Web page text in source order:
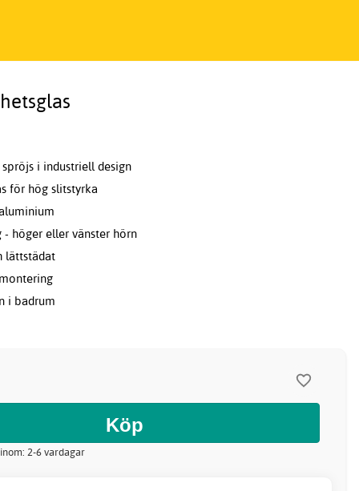
i industriell design
för hög slitstyrka
höger eller vänster hörn
lättstädat
i badrum
2-6 vardagar